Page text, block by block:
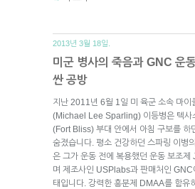
2013년 3월 18일.
미군 병사의 죽음과 GNC 운
싼 공방
지난 2011년 6월 1일 미 육군 소속 마이
(Michael Lee Sparling) 이등병은 텍사
(Fort Bliss) 부대 안에서 아침 구보를 하
숨졌습니다. 평소 건강하던 스파링 이병
은 그가 운동 전에 복용했던 운동 보조
며 제조사인 USPlabs과 판매처인 GNC
태입니다. 강력한 흥분제 DMAA를 함유